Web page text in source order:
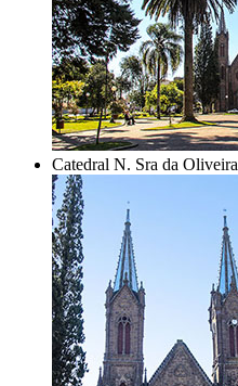
Catedral N. Sra da Oliveira